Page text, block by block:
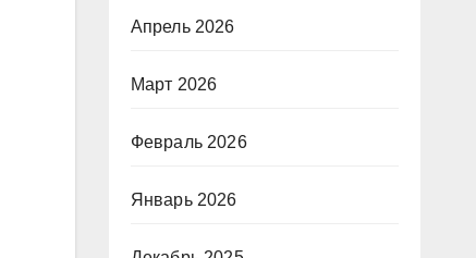
Апрель 2026
Март 2026
Февраль 2026
Январь 2026